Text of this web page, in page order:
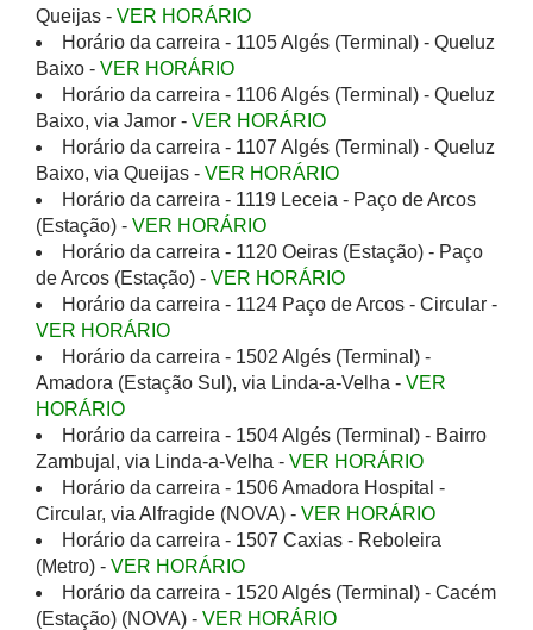
Queijas - VER HORÁRIO
Horário da carreira - 1105 Algés (Terminal) - Queluz
Baixo - VER HORÁRIO
Horário da carreira - 1106 Algés (Terminal) - Queluz
Baixo, via Jamor - VER HORÁRIO
Horário da carreira - 1107 Algés (Terminal) - Queluz
Baixo, via Queijas - VER HORÁRIO
Horário da carreira - 1119 Leceia - Paço de Arcos
(Estação) - VER HORÁRIO
Horário da carreira - 1120 Oeiras (Estação) - Paço
de Arcos (Estação) - VER HORÁRIO
Horário da carreira - 1124 Paço de Arcos - Circular -
VER HORÁRIO
Horário da carreira - 1502 Algés (Terminal) -
Amadora (Estação Sul), via Linda-a-Velha - VER
HORÁRIO
Horário da carreira - 1504 Algés (Terminal) - Bairro
Zambujal, via Linda-a-Velha - VER HORÁRIO
Horário da carreira - 1506 Amadora Hospital -
Circular, via Alfragide (NOVA) - VER HORÁRIO
Horário da carreira - 1507 Caxias - Reboleira
(Metro) - VER HORÁRIO
Horário da carreira - 1520 Algés (Terminal) - Cacém
(Estação) (NOVA) - VER HORÁRIO